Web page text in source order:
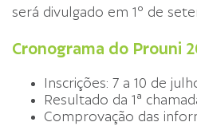
será divulgado em 1º de
Cronograma do Prouni
Inscrições: 7 a 10 de
Resultado da 1ª
Comprovação das